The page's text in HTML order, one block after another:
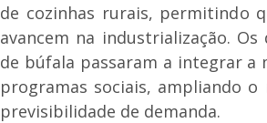
de cozinhas rurais, permitindo
avancem na industrialização.
de búfala passaram a integrar a
programas sociais, ampliando o
previsibilidade de demanda.